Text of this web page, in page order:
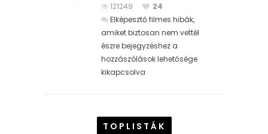
121249
24
Elképesztő filmes hibák,
amiket biztosan nem vettél
észre bejegyzéshez a
hozzászólások lehetősége
kikapcsolva
TOPLISTÁK